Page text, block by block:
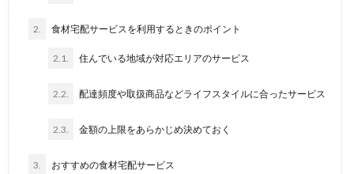
2. 食材宅配サービスを利用するときのポイント
2.1. 住んでいる地域が対応エリアのサービス
2.2. 配達頻度や取扱商品などライフスタイルに合ったサービス
2.3. 金額の上限をあらかじめ決めておく
3. おすすめの食材宅配サービス